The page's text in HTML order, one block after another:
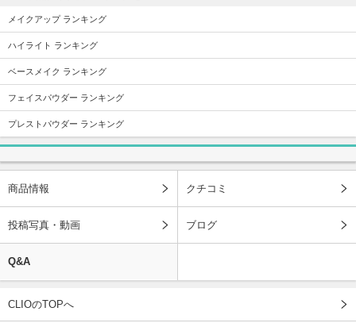
メイクアップ ランキング
ハイライト ランキング
ベースメイク ランキング
フェイスパウダー ランキング
プレストパウダー ランキング
商品情報 クチコミ
投稿写真・動画 ブログ
Q&A
CLIOのTOPへ